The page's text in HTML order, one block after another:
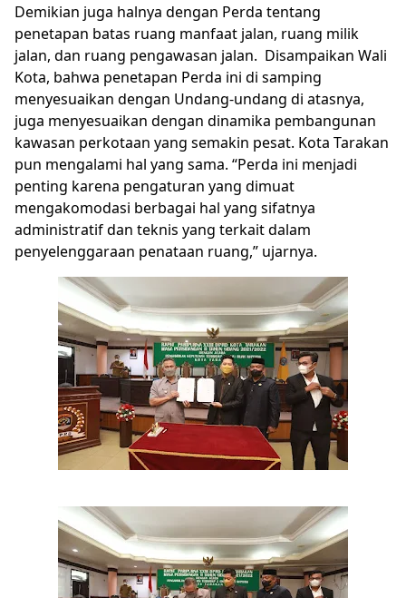
Demikian juga halnya dengan Perda tentang
penetapan batas ruang manfaat jalan, ruang milik
jalan, dan ruang pengawasan jalan. Disampaikan Wali
Kota, bahwa penetapan Perda ini di samping
menyesuaikan dengan Undang-undang di atasnya,
juga menyesuaikan dengan dinamika pembangunan
kawasan perkotaan yang semakin pesat. Kota Tarakan
pun mengalami hal yang sama. “Perda ini menjadi
penting karena pengaturan yang dimuat
mengakomodasi berbagai hal yang sifatnya
administratif dan teknis yang terkait dalam
penyelenggaraan penataan ruang,” ujarnya.